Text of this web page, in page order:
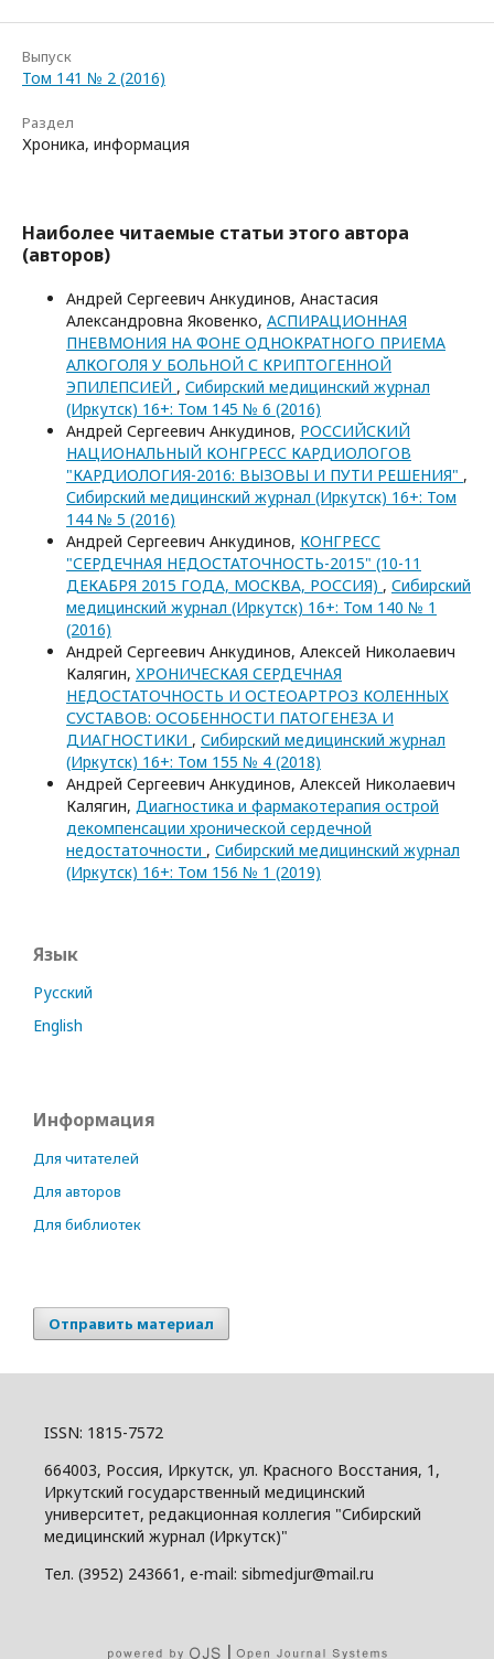
Выпуск
Том 141 № 2 (2016)
Раздел
Хроника, информация
Наиболее читаемые статьи этого автора
(авторов)
Андрей Сергеевич Анкудинов, Анастасия
Александровна Яковенко, АСПИРАЦИОННАЯ
ПНЕВМОНИЯ НА ФОНЕ ОДНОКРАТНОГО ПРИЕМА
АЛКОГОЛЯ У БОЛЬНОЙ С КРИПТОГЕННОЙ
ЭПИЛЕПСИЕЙ , Сибирский медицинский журнал
(Иркутск) 16+: Том 145 № 6 (2016)
Андрей Сергеевич Анкудинов, РОССИЙСКИЙ
НАЦИОНАЛЬНЫЙ КОНГРЕСС КАРДИОЛОГОВ
"КАРДИОЛОГИЯ-2016: ВЫЗОВЫ И ПУТИ РЕШЕНИЯ" ,
Сибирский медицинский журнал (Иркутск) 16+: Том
144 № 5 (2016)
Андрей Сергеевич Анкудинов, КОНГРЕСС
"СЕРДЕЧНАЯ НЕДОСТАТОЧНОСТЬ-2015" (10-11
ДЕКАБРЯ 2015 ГОДА, МОСКВА, РОССИЯ) , Сибирский
медицинский журнал (Иркутск) 16+: Том 140 № 1
(2016)
Андрей Сергеевич Анкудинов, Алексей Николаевич
Калягин, ХРОНИЧЕСКАЯ СЕРДЕЧНАЯ
НЕДОСТАТОЧНОСТЬ И ОСТЕОАРТРОЗ КОЛЕННЫХ
СУСТАВОВ: ОСОБЕННОСТИ ПАТОГЕНЕЗА И
ДИАГНОСТИКИ , Сибирский медицинский журнал
(Иркутск) 16+: Том 155 № 4 (2018)
Андрей Сергеевич Анкудинов, Алексей Николаевич
Калягин, Диагностика и фармакотерапия острой
декомпенсации хронической сердечной
недостаточности , Сибирский медицинский журнал
(Иркутск) 16+: Том 156 № 1 (2019)
Язык
Русский
English
Информация
Для читателей
Для авторов
Для библиотек
Отправить материал
ISSN: 1815-7572
664003, Россия, Иркутск, ул. Красного Восстания, 1,
Иркутский государственный медицинский
университет, редакционная коллегия "Сибирский
медицинский журнал (Иркутск)"
Тел. (3952) 243661, e-mail: sibmedjur@mail.ru